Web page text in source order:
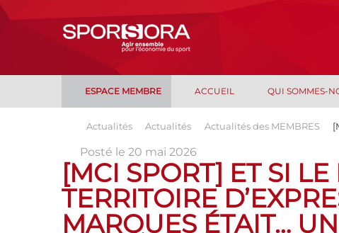
ESPACE MEMBRE ACCUEIL QUI SOMMES-
Actualités Actualités Actualités des MEMBRES
Posté le 20 mai 2026
[MCI SPORT] ET SI
TERRITOIRE
MARQUES ÉTAIT…